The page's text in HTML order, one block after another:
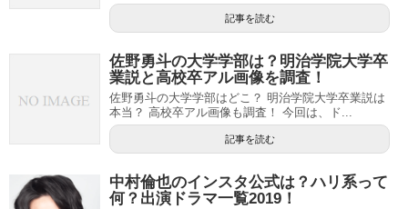
記事を読む
佐野勇斗の大学学部は？明治学院大学卒
業説と高校卒アル画像を調査！
佐野勇斗の大学学部はどこ？ 明治学院大学卒業説は
本当？ 高校卒アル画像も調査！ 今回は、ド...
記事を読む
中村倫也のインスタ公式は？ハリ系って
何？出演ドラマ一覧2019！